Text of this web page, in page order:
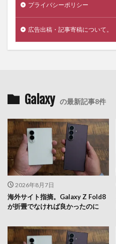
プライバシーポリシー
広告出稿・記事寄稿について。
Galaxy の最新記事8件
2026年8月7日
海外サイト指摘。Galaxy Z Fold8
が折畳でなければ良かったのに